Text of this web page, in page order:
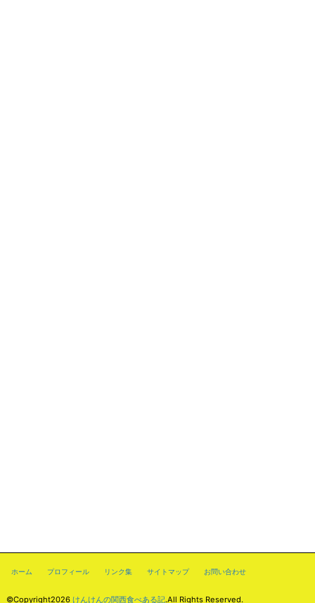
ホーム プロフィール リンク集 サイトマップ お問い合わせ
©Copyright2026 けんけんの関西食べある記.All Rights Reserved.